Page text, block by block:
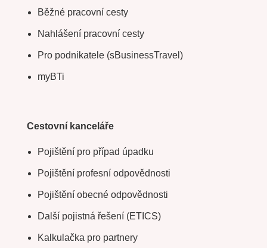
Běžné pracovní cesty
Nahlášení pracovní cesty
Pro podnikatele (sBusinessTravel)
myBTi
Cestovní kanceláře
Pojištění pro případ úpadku
Pojištění profesní odpovědnosti
Pojištění obecné odpovědnosti
Další pojistná řešení (ETICS)
Kalkulačka pro partnery